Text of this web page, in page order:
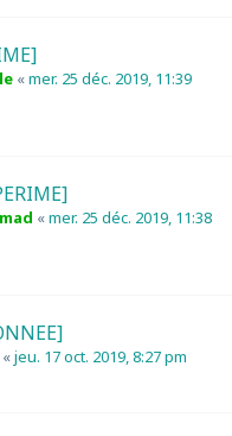
«mer. 25 déc. 2019, 11:39
«mer. 25 déc. 2019, 11:38
«jeu. 17 oct. 2019, 8:27 pm